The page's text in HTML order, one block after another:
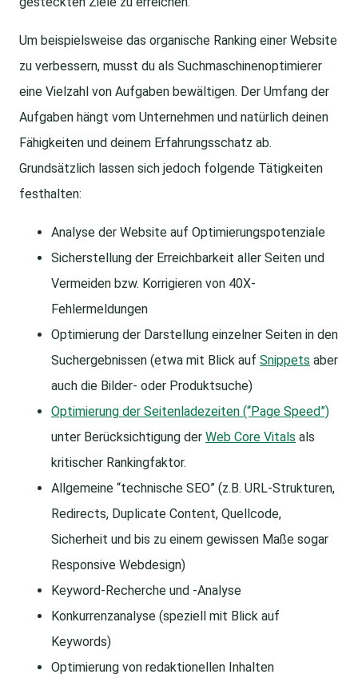
Um beispielsweise das organische Ranking einer Website
zu verbessern, musst du als Suchmaschinenoptimierer
eine Vielzahl von Aufgaben bewältigen. Der Umfang der
Aufgaben hängt vom Unternehmen und natürlich deinen
Fähigkeiten und deinem Erfahrungsschatz ab.
Grundsätzlich lassen sich jedoch folgende Tätigkeiten
festhalten:
Analyse der Website auf Optimierungspotenziale
Sicherstellung der Erreichbarkeit aller Seiten und
Vermeiden bzw. Korrigieren von 40X-
Fehlermeldungen
Optimierung der Darstellung einzelner Seiten in den
Suchergebnissen (etwa mit Blick auf Snippets aber
auch die Bilder- oder Produktsuche)
Optimierung der Seitenladezeiten (“Page Speed”)
unter Berücksichtigung der Web Core Vitals als
kritischer Rankingfaktor.
Allgemeine “technische SEO” (z.B. URL-Strukturen,
Redirects, Duplicate Content, Quellcode,
Sicherheit und bis zu einem gewissen Maße sogar
Responsive Webdesign)
Keyword-Recherche und -Analyse
Konkurrenzanalyse (speziell mit Blick auf
Keywords)
Optimierung von redaktionellen Inhalten